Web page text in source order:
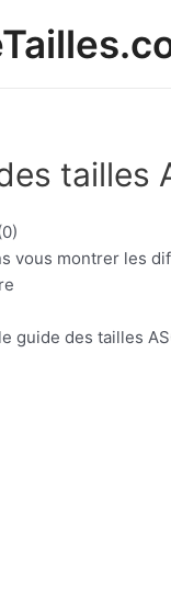
tailles
0)
vous montrer les
guide des tailles